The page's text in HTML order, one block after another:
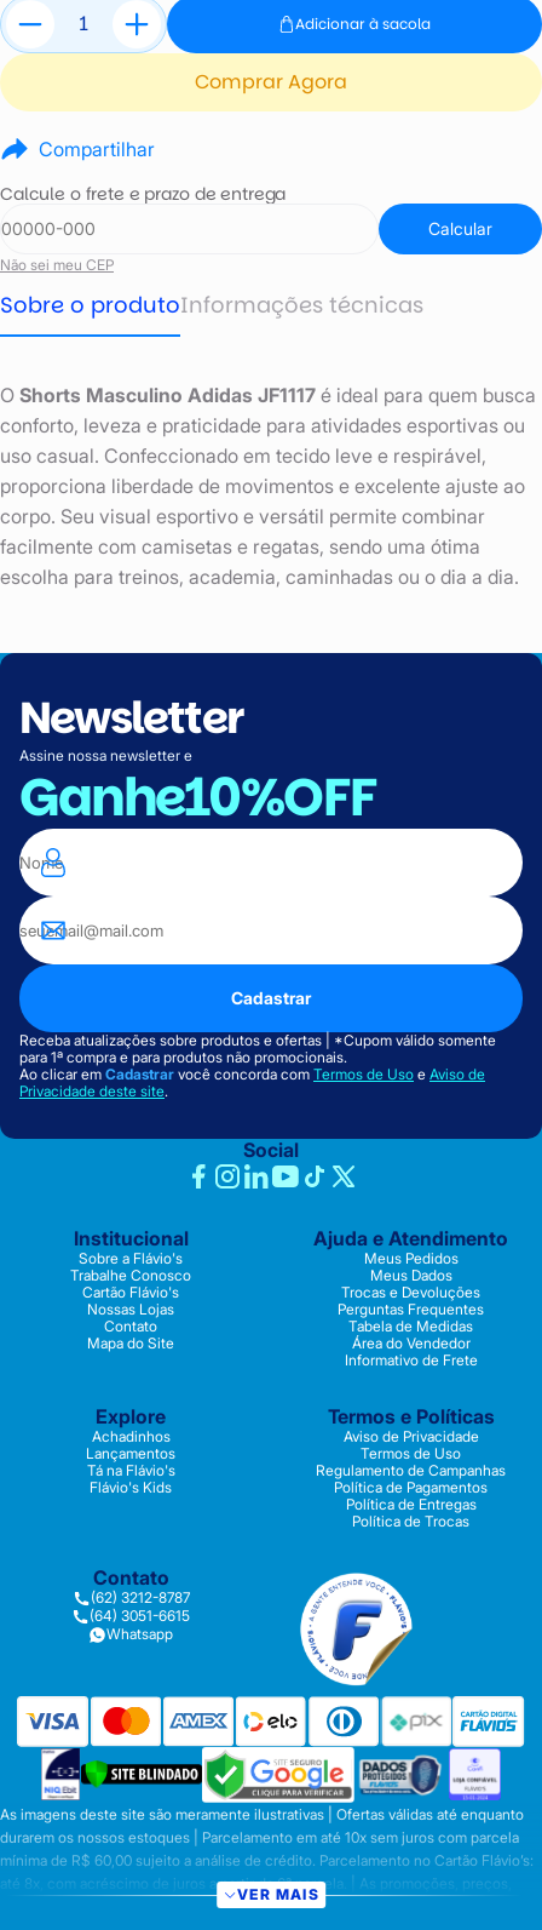
Adicionar à sacola
Comprar Agora
Compartilhar
Calcule o frete e prazo de entrega
Calcular
Não sei meu CEP
Sobre o produtoInformações técnicas
O Shorts Masculino Adidas JF1117 é ideal para quem busca
conforto, leveza e praticidade para atividades esportivas ou
uso casual. Confeccionado em tecido leve e respirável,
proporciona liberdade de movimentos e excelente ajuste ao
corpo. Seu visual esportivo e versátil permite combinar
facilmente com camisetas e regatas, sendo uma ótima
escolha para treinos, academia, caminhadas ou o dia a dia.
Newsletter
Assine nossa newsletter e
Ganhe10%OFF
Cadastrar
Receba atualizações sobre produtos e ofertas | *Cupom válido somente
para 1ª compra e para produtos não promocionais.
Ao clicar em Cadastrar você concorda com Termos de Uso e Aviso de
Privacidade deste site.
Social
Institucional
Sobre a Flávio's
Trabalhe Conosco
Cartão Flávio's
Nossas Lojas
Contato
Mapa do Site
Ajuda e Atendimento
Meus Pedidos
Meus Dados
Trocas e Devoluções
Perguntas Frequentes
Tabela de Medidas
Área do Vendedor
Informativo de Frete
Explore
Achadinhos
Lançamentos
Tá na Flávio's
Flávio's Kids
Termos e Políticas
Aviso de Privacidade
Termos de Uso
Regulamento de Campanhas
Política de Pagamentos
Política de Entregas
Política de Trocas
Contato
(62) 3212-8787
(64) 3051-6615
Whatsapp
As imagens deste site são meramente ilustrativas | Ofertas válidas até enquanto
durarem os nossos estoques | Parcelamento em até 10x sem juros com parcela
mínima de R$ 60,00 sujeito a análise de crédito. Parcelamento no Cartão Flávio’s:
até 8x, com acréscimo de juros a partir da 6ª parcela. | As promoções, preços,
parcelamentos e condições de pagamento são válidas apenas para compras
VER MAIS